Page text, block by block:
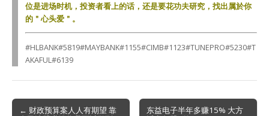
位是进场时机，投资者看上的话，还是要花功夫研究，找出属於你
的＂心头爱＂。
#HLBANK#5819#MAYBANK#1155#CIMB#1123#TUNEPRO#5230#T
AKAFUL#6139
Post
← 财政预算案人人有期望 靠
东益电子半年多赚15% 大方